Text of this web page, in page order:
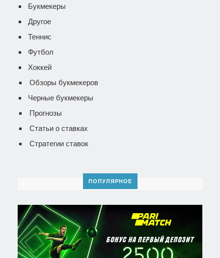
Букмекеры
Другое
Теннис
Футбол
Хоккей
Обзоры букмекеров
Черные букмекеры
Прогнозы
Статьи о ставках
Стратегии ставок
ПОПУЛЯРНОЕ